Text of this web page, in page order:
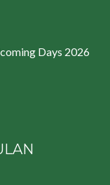
Days 2026